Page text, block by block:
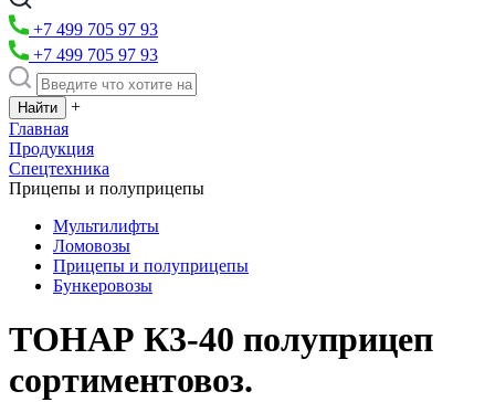
+7 499 705 97 93
+7 499 705 97 93
+
Главная
Продукция
Спецтехника
Прицепы и полуприцепы
Мультилифты
Ломовозы
Прицепы и полуприцепы
Бункеровозы
ТОНАР К3-40 полуприцеп
сортиментовоз.